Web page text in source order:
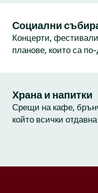
Социални
Концерти,
планове, които са
Храна и напитки
Срещи на кафе,
който всички